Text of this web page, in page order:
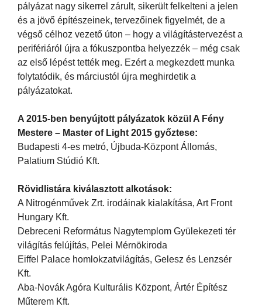
pályázat nagy sikerrel zárult, sikerült felkelteni a jelen
és a jövő építészeinek, tervezőinek figyelmét, de a
végső célhoz vezető úton – hogy a világítástervezést a
perifériáról újra a fókuszpontba helyezzék – még csak
az első lépést tették meg. Ezért a megkezdett munka
folytatódik, és márciustól újra meghirdetik a
pályázatokat.
A 2015-ben benyújtott pályázatok közül A Fény
Mestere – Master of Light 2015 győztese:
Budapesti 4-es metró, Újbuda-Központ Állomás,
Palatium Stúdió Kft.
Rövidlistára kiválasztott alkotások:
A Nitrogénművek Zrt. irodáinak kialakítása, Art Front
Hungary Kft.
Debreceni Református Nagytemplom Gyülekezeti tér
világítás felújítás, Pelei Mérnökiroda
Eiffel Palace homlokzatvilágítás, Gelesz és Lenzsér
Kft.
Aba-Novák Agóra Kulturális Központ, Ártér Építész
Műterem Kft.